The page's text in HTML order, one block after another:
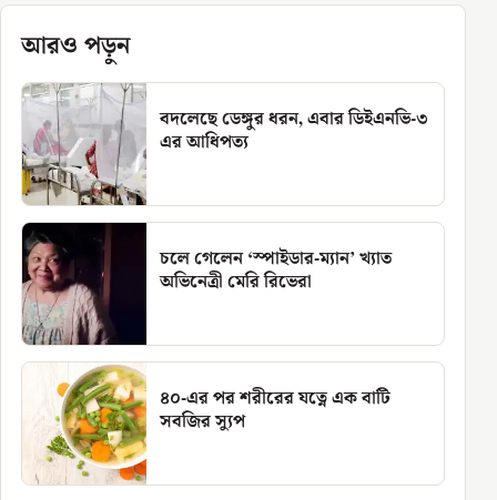
আরও পড়ুন
বদলেছে ডেঙ্গুর ধরন, এবার ডিইএনভি-৩
এর আধিপত্য
চলে গেলেন ‘স্পাইডার-ম্যান’ খ্যাত
অভিনেত্রী মেরি রিভেরা
৪০-এর পর শরীরের যত্নে এক বাটি
সবজির স্যুপ